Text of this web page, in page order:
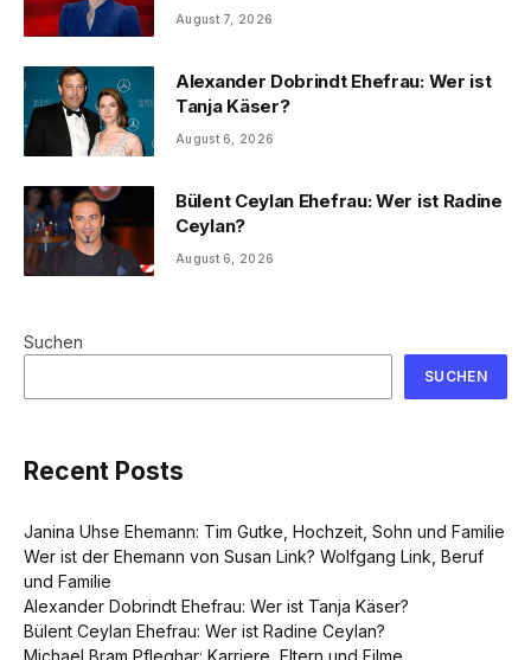
August 7, 2026
Alexander Dobrindt Ehefrau: Wer ist
Tanja Käser?
August 6, 2026
Bülent Ceylan Ehefrau: Wer ist Radine
Ceylan?
August 6, 2026
Suchen
SUCHEN
Recent Posts
Janina Uhse Ehemann: Tim Gutke, Hochzeit, Sohn und Familie
Wer ist der Ehemann von Susan Link? Wolfgang Link, Beruf
und Familie
Alexander Dobrindt Ehefrau: Wer ist Tanja Käser?
Bülent Ceylan Ehefrau: Wer ist Radine Ceylan?
Michael Bram Pfleghar: Karriere, Eltern und Filme